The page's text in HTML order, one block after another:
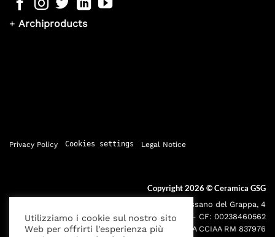
+ Archiproducts
Privacy Policy Cookies settings Legal Notice
Copyright 2026 ©Ceramica GSG
Sede legale: Via Bassano del Grappa, 4
000195 - Roma P.IVA: 05095691001 - CF: 00238460562
Iscr. Reg. Imprese RM00238460562 REA CCIAA RM 837976
Utilizziamo i cookie sul nostro sito
Web per offrirti l'esperienza più